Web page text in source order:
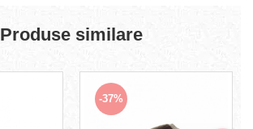
Produse similare
-37%